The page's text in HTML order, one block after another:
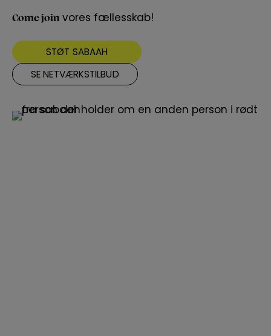
Come join vores fællesskab!
STØT SABAAH
SE NETVÆRKSTILBUD